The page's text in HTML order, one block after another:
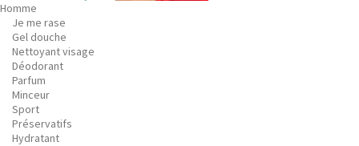
Homme
Je me rase
Gel douche
Nettoyant visage
Déodorant
Parfum
Minceur
Sport
Préservatifs
Hydratant